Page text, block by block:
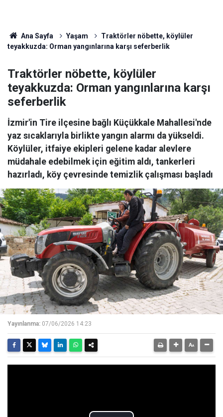
Ana Sayfa Yaşam
Traktörler nöbette, köylüler
teyakkuzda: Orman yangınlarına karşı seferberlik
Traktörler nöbette, köylüler
teyakkuzda: Orman yangınlarına karşı
seferberlik
İzmir'in Tire ilçesine bağlı Küçükkale Mahallesi'nde
yaz sıcaklarıyla birlikte yangın alarmı da yükseldi.
Köylüler, itfaiye ekipleri gelene kadar alevlere
müdahale edebilmek için eğitim aldı, tankerleri
hazırladı, köy çevresinde temizlik çalışması başladı
Yayınlanma: 07/06/2026 14:23